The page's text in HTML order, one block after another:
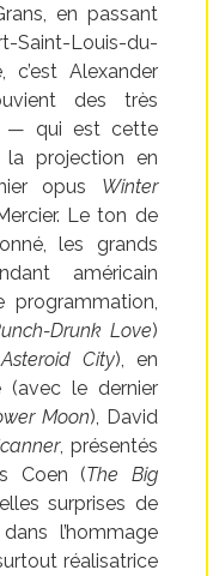
en passant
Louis-du-
c’est Alexander
des très
— qui est cette
la projection en
opus Winter
Le ton de
les grands
américain
Drunk Love)
Asteroid City), en
(avec le dernier
Moon), David
, présentés
Coen (The Big
surprises de
l’hommage
réalisatrice